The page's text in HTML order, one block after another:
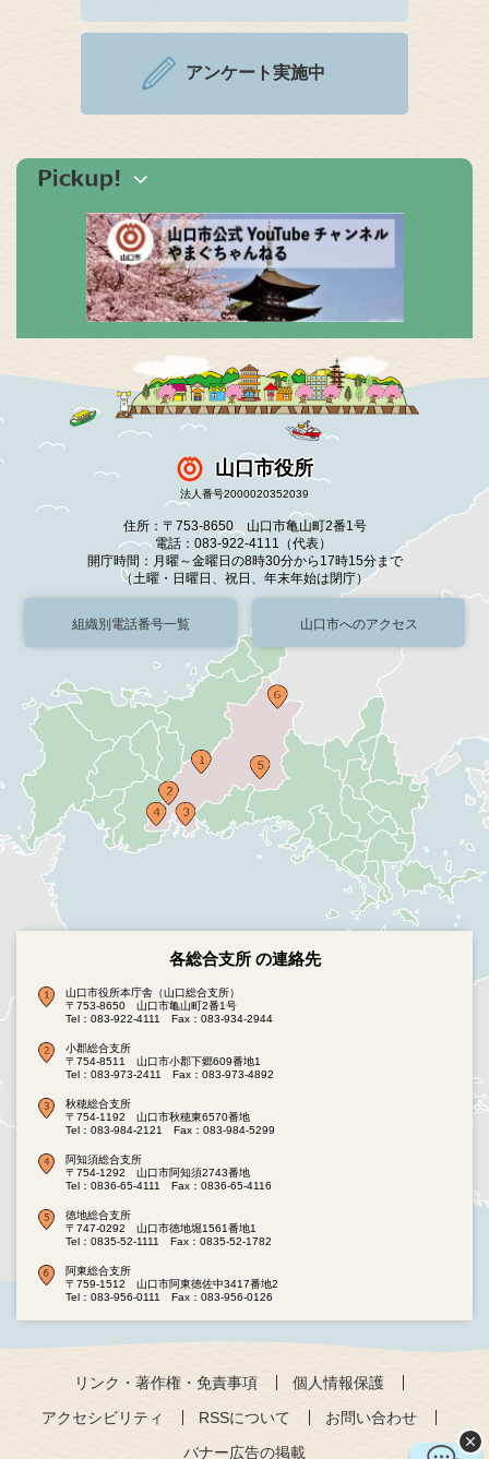
アンケート実施中
山口市役所
法人番号2000020352039
住所：〒753-8650 山口市亀山町2番1号
電話：083-922-4111（代表）
開庁時間：月曜～金曜日の8時30分から17時15分まで
（土曜・日曜日、祝日、年末年始は閉庁）
組織別電話番号一覧 山口市へのアクセス
各総合支所 の連絡先
山口市役所本庁舎（山口総合支所）
〒753-8650 山口市亀山町2番1号
Tel：083-922-4111
Fax：083-934-2944
小郡総合支所
〒754-8511 山口市小郡下郷609番地1
Tel：083-973-2411
Fax：083-973-4892
秋穂総合支所
〒754-1192 山口市秋穂東6570番地
Tel：083-984-2121
Fax：083-984-5299
阿知須総合支所
〒754-1292 山口市阿知須2743番地
Tel：0836-65-4111
Fax：0836-65-4116
徳地総合支所
〒747-0292 山口市徳地堀1561番地1
Tel：0835-52-1111
Fax：0835-52-1782
阿東総合支所
〒759-1512 山口市阿東徳佐中3417番地2
Tel：083-956-0111
Fax：083-956-0126
リンク・著作権・免責事項
個人情報保護
アクセシビリティ
RSSについて
お問い合わせ
バナー広告の掲載